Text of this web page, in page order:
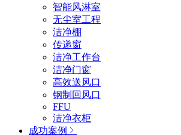
智能风淋室
无尘室工程
洁净棚
传递窗
洁净工作台
洁净门窗
高效送风口
钢制回风口
FFU
洁净衣柜
成功案例